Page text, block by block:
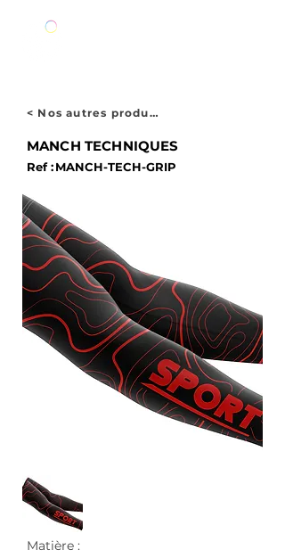
< Nos autres produits
MANCH TECHNIQUES
Ref :MANCH-TECH-GRIP
Matière :